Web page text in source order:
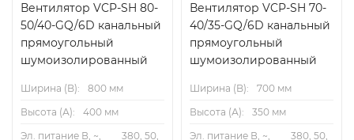
Вентилятор VCP-SH 80-
50/40-GQ/6D канальный
прямоугольный
шумоизолированный
Ширина (B):
800 мм
Высота (А):
400 мм
Эл. питание В, ~,
380, 50,
Вентилятор VCP-SH 70-
40/35-GQ/6D канальный
прямоугольный
шумоизолированный
Ширина (B):
700 мм
Высота (А):
350 мм
Эл. питание В, ~,
380, 50,